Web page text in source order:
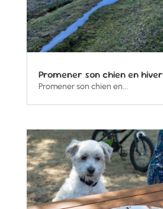
Promener son chien en hiver
Promener son chien en...